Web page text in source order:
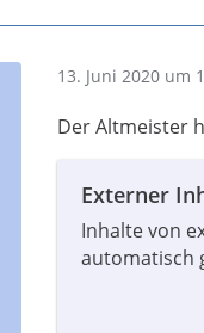
13. Juni 2020 um
Der Altmeister
Externer
Inhalte von
automatisch